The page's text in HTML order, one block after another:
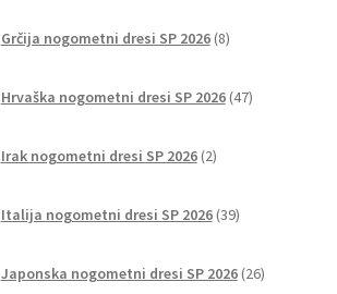
Grčija nogometni dresi SP 2026 8izdelkov
Hrvaška nogometni dresi SP 2026 47izdelkov
Irak nogometni dresi SP 2026 2izdelka
Italija nogometni dresi SP 2026 39izdelkov
Japonska nogometni dresi SP 2026 26izdelkov